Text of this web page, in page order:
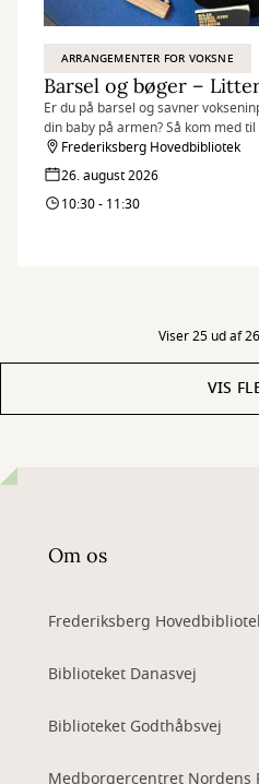
ARRANGEMENTER FOR VOKSNE
Er du på barsel og savner
din baby på armen? Så kom med
Frederiksberg Hovedbibliotek
26. august 2026
10:30 - 11:30
Viser 25 ud af
VIS
Om os
Frederiksberg
Biblioteket Danasvej
Biblioteket Godthåbsvej
Medborgercentret Nordens